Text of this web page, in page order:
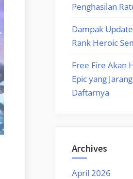
Penghasilan
Dampak
Rank Heroic
Free Fire Akan
Epic yang
Daftarnya
Archives
April 2026